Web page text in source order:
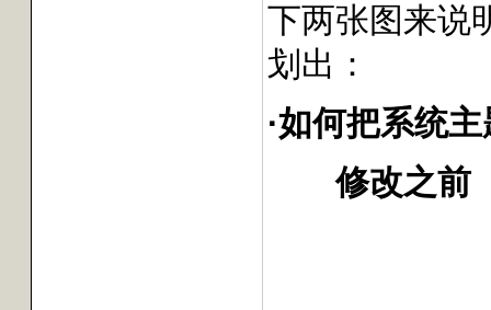
下两张图来说
划出：
·如何把系统
修改之前